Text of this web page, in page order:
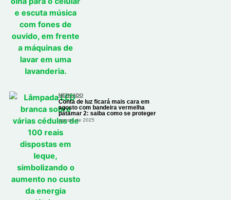
MERCADO
Conta de luz ficará mais cara em
agosto com bandeira vermelha
patamar 2: saiba como se proteger
agosto de 2025